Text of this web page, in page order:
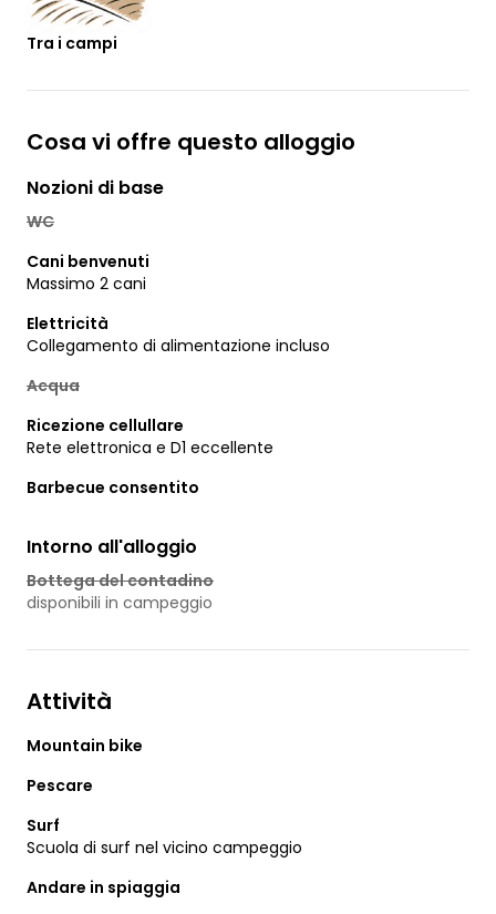
Tra i campi
Cosa vi offre questo alloggio
Nozioni di base
WC
Cani benvenuti
Massimo 2 cani
Elettricità
Collegamento di alimentazione incluso
Acqua
Ricezione cellullare
Rete elettronica e D1 eccellente
Barbecue consentito
Intorno all'alloggio
Bottega del contadino
disponibili in campeggio
Attività
Mountain bike
Pescare
Surf
Scuola di surf nel vicino campeggio
Andare in spiaggia